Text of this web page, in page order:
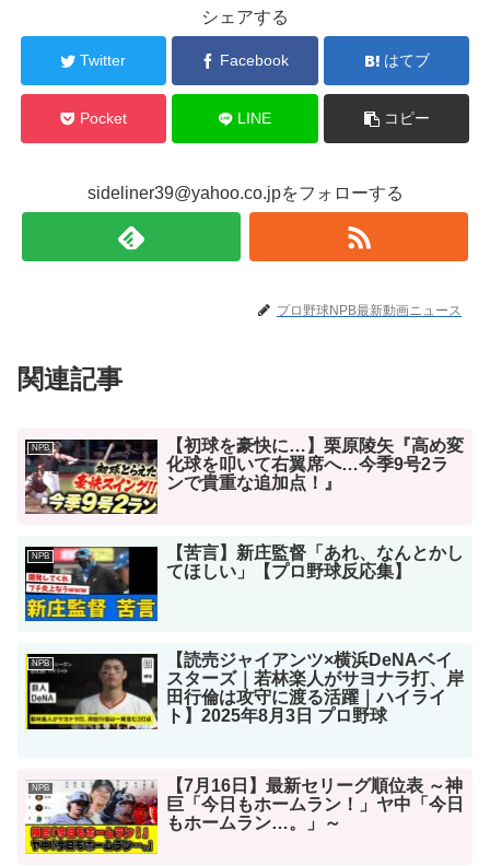
シェアする
Twitter Facebook はてブ
Pocket LINE コピー
sideliner39@yahoo.co.jpをフォローする
プロ野球NPB最新動画ニュース
関連記事
NPB
【初球を豪快に…】栗原陵矢『高め変
化球を叩いて右翼席へ…今季9号2ラ
ンで貴重な追加点！』
NPB
【苦言】新庄監督「あれ、なんとかし
てほしい」【プロ野球反応集】
NPB
【読売ジャイアンツ×横浜DeNAベイ
スターズ｜若林楽人がサヨナラ打、岸
田行倫は攻守に渡る活躍｜ハイライ
ト】2025年8月3日 プロ野球
NPB
【7月16日】最新セリーグ順位表 ～神
巨「今日もホームラン！」ヤ中「今日
もホームラン…。」～